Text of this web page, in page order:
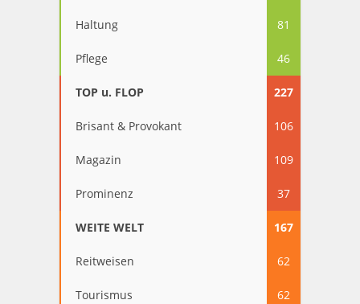
Haltung 81
Pflege 46
TOP u. FLOP 227
Brisant & Provokant 106
Magazin 109
Prominenz 37
WEITE WELT 167
Reitweisen 62
Tourismus 62